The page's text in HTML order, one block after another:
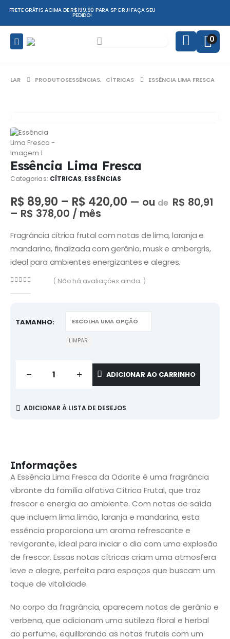
FRETE GRÁTIS ACIMA DE R$199,90 PARA SP E RJ! FAÇA SEU
PEDIDO!
0
LAR PRODUTOSESSÊNCIAS, CÍTRICAS ESSÊNCIA LIMA FRESCA
Essência Lima Fresca
Categorias: CÍTRICAS, ESSÊNCIAS
R$ 89,90 – R$ 420,00 — ou de R$ 80,91
– R$ 378,00 / mês
Fragrância cítrica frutal com notas de lima, laranja e
mandarina, finalizada com gerânio, musk e ambergris,
ideal para ambientes energizantes e alegres.
( Não há avaliações ainda. )
TAMANHO
LIMPAR
ADICIONAR AO CARRINHO
ADICIONAR À LISTA DE DESEJOS
Informações
A Essência Lima Fresca da Odorite é uma fragrância
vibrante da família olfativa Cítrica Frutal, que traz
frescor e energia ao ambiente. Com notas de saída
que incluem lima limão, laranja e mandarina, esta
essência proporciona um aroma refrescante e
revigorante, ideal para iniciar o dia com uma explosão
de frescor. Essas notas cítricas criam uma atmosfera
leve e alegre, perfeita para espaços que buscam um
toque de vitalidade.
No corpo da fragrância, aparecem notas de gerânio e
verbena, que adicionam uma sutileza floral e herbal
ao perfume, equilibrando as notas frutais com um